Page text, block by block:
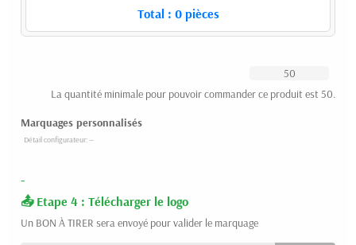
Total : 0pièces
La quantité minimale pour pouvoir commander ce produit est 50.
Marquages personnalisés
-
Etape 4 : Télécharger le logo
Un BON À TIRER sera envoyé pour valider le marquage